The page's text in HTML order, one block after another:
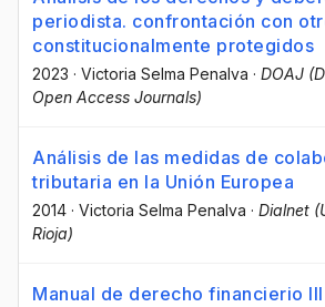
periodista. confrontación con
constitucionalmente protegidos
2023 · Victoria Selma Penalva · DOAJ
Open Access Journals)
Análisis de las medidas de
tributaria en la Unión Europea
2014 · Victoria Selma Penalva · Dialnet
Rioja)
Manual de derecho financierio III